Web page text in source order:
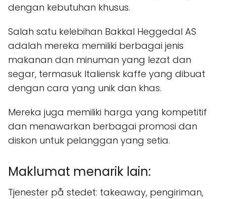
dengan kebutuhan khusus.
Salah satu kelebihan Bakkal Heggedal AS
adalah mereka memiliki berbagai jenis
makanan dan minuman yang lezat dan
segar, termasuk Italiensk kaffe yang dibuat
dengan cara yang unik dan khas.
Mereka juga memiliki harga yang kompetitif
dan menawarkan berbagai promosi dan
diskon untuk pelanggan yang setia.
Maklumat menarik lain:
Tjenester på stedet: takeaway, pengiriman,